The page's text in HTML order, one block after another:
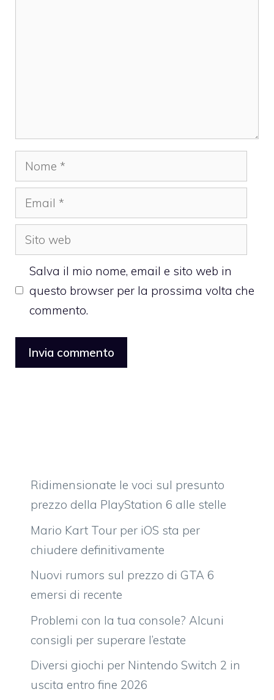
Nome
Email
Sito
web
Salva il mio nome, email e sito web in
questo browser per la prossima volta che
commento.
Ridimensionate le voci sul presunto
prezzo della PlayStation 6 alle stelle
Mario Kart Tour per iOS sta per
chiudere definitivamente
Nuovi rumors sul prezzo di GTA 6
emersi di recente
Problemi con la tua console? Alcuni
consigli per superare l’estate
Diversi giochi per Nintendo Switch 2 in
uscita entro fine 2026